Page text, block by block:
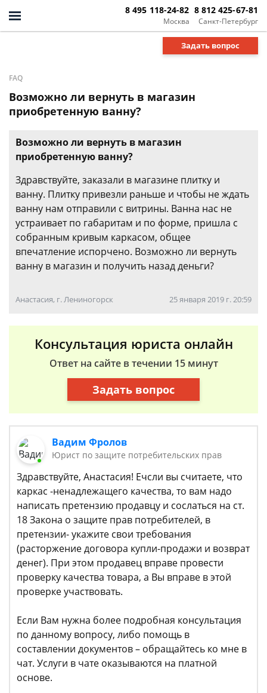
Москва
8 495 118-24-82
Санкт-Петербург
8 812 425-67-81
Задать вопрос
FAQ
Возможно ли вернуть в магазин
приобретенную ванну?
Возможно ли вернуть в магазин
приобретенную ванну?
Здравствуйте, заказали в магазине плитку и
ванну. Плитку привезли раньше и чтобы не ждать
ванну нам отправили с витрины. Ванна нас не
устраивает по габаритам и по форме, пришла с
собранным кривым каркасом, общее
впечатление испорчено. Возможно ли вернуть
ванну в магазин и получить назад деньги?
Анастасия, г. Лениногорск 25 января 2019 г. 20:59
Консультация юриста онлайн
Ответ на сайте в течении 15 минут
Задать вопрос
Вадим Фролов
Юрист по защите потребительских прав
Здравствуйте, Анастасия! Ечсли вы считаете, что
каркас -ненадлежащего качества, то вам надо
написать претензию продавцу и сослаться на ст.
18 Закона о защите прав потребителей, в
претензии- укажите свои требования
(расторжение договора купли-продажи и возврат
денег). При этом продавец вправе провести
проверку качества товара, а Вы вправе в этой
проверке участвовать.
Если Вам нужна более подробная консультация
по данному вопросу, либо помощь в
составлении документов – обращайтесь ко мне в
чат. Услуги в чате оказываются на платной
основе.